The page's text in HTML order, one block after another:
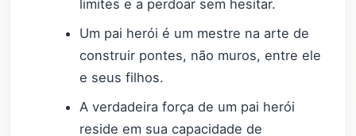
limites e a perdoar sem hesitar.
Um pai herói é um mestre na arte de
construir pontes, não muros, entre ele
e seus filhos.
A verdadeira força de um pai herói
reside em sua capacidade de